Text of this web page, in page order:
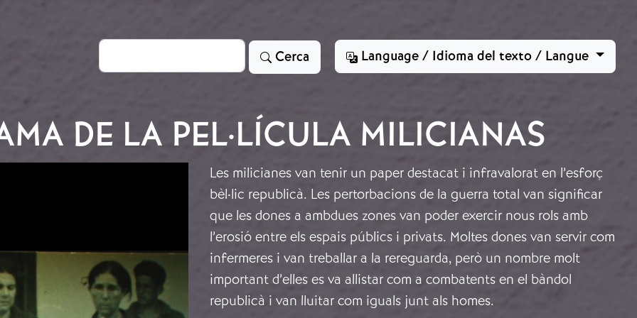
Cerca Cerca Language / Idioma del texto / Langue
DE LA PEL·LÍCULA MILICIANAS
Les milicianes van tenir un paper destacat i infravalorat en l’esforç
bèl·lic republicà. Les pertorbacions de la guerra total van significar
que les dones a ambdues zones van poder exercir nous rols amb
l’erosió entre els espais públics i privats. Moltes dones van servir com
infermeres i van treballar a la rereguarda, però un nombre molt
important d’elles es va allistar com a combatents en el bàndol
republicà i van lluitar com iguals junt als homes.